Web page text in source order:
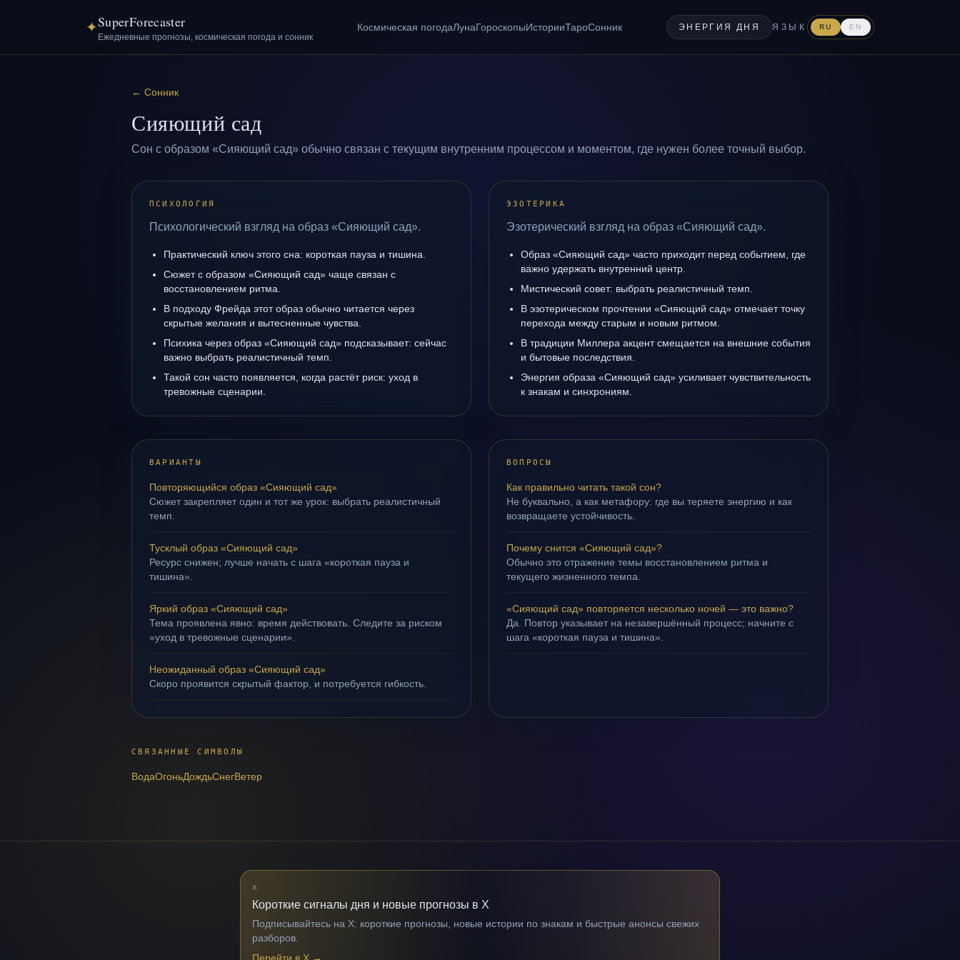
✦SuperForecaster
Ежедневные прогнозы, космическая погода и сонник
Космическая погодаЛунаГороскопыИсторииТароСонник ЭНЕРГИЯ ДНЯ ЯЗЫК RU EN
← Сонник
Сияющий сад
Сон с образом «Сияющий сад» обычно связан с текущим внутренним процессом и моментом, где нужен более точный выбор.
ПСИХОЛОГИЯ
Психологический взгляд на образ «Сияющий сад».
Практический ключ этого сна: короткая пауза и тишина.
Сюжет с образом «Сияющий сад» чаще связан с
восстановлением ритма.
В подходу Фрейда этот образ обычно читается через
скрытые желания и вытесненные чувства.
Психика через образ «Сияющий сад» подсказывает: сейчас
важно выбрать реалистичный темп.
Такой сон часто появляется, когда растёт риск: уход в
тревожные сценарии.
ЭЗОТЕРИКА
Эзотерический взгляд на образ «Сияющий сад».
Образ «Сияющий сад» часто приходит перед событием, где
важно удержать внутренний центр.
Мистический совет: выбрать реалистичный темп.
В эзотерическом прочтении «Сияющий сад» отмечает точку
перехода между старым и новым ритмом.
В традиции Миллера акцент смещается на внешние события
и бытовые последствия.
Энергия образа «Сияющий сад» усиливает чувствительность
к знакам и синхрониям.
ВАРИАНТЫ
Повторяющийся образ «Сияющий сад»
Сюжет закрепляет один и тот же урок: выбрать реалистичный
темп.
Тусклый образ «Сияющий сад»
Ресурс снижен; лучше начать с шага «короткая пауза и
тишина».
Яркий образ «Сияющий сад»
Тема проявлена явно: время действовать. Следите за риском
«уход в тревожные сценарии».
Неожиданный образ «Сияющий сад»
Скоро проявится скрытый фактор, и потребуется гибкость.
ВОПРОСЫ
Как правильно читать такой сон?
Не буквально, а как метафору: где вы теряете энергию и как
возвращаете устойчивость.
Почему снится «Сияющий сад»?
Обычно это отражение темы восстановлением ритма и
текущего жизненного темпа.
«Сияющий сад» повторяется несколько ночей — это важно?
Да. Повтор указывает на незавершённый процесс; начните с
шага «короткая пауза и тишина».
СВЯЗАННЫЕ СИМВОЛЫ
ВодаОгоньДождьСнегВетер
X
Короткие сигналы дня и новые прогнозы в X
Подписывайтесь на X: короткие прогнозы, новые истории по знакам и быстрые анонсы свежих
разборов.